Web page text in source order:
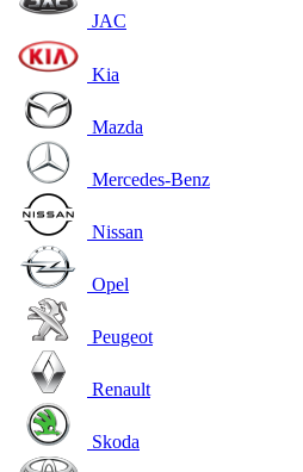
JAC
Kia
Mazda
Mercedes-Benz
Nissan
Opel
Peugeot
Renault
Skoda